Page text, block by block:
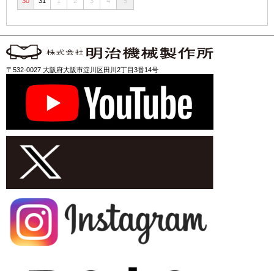
〒532-0027 大阪府大阪市淀川区田川2丁目3番14号